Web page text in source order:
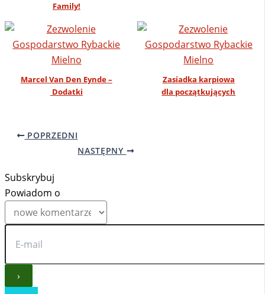
Family!
Marcel Van Den Eynde –
Dodatki
Zasiadka karpiowa
dla początkujących
POPRZEDNI
NASTĘPNY
Subskrybuj
Powiadom o